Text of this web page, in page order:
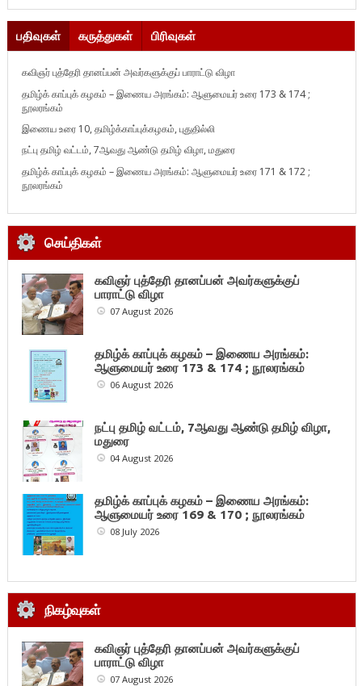
பதிவுகள் கருத்துகள் பிரிவுகள்
கவிஞர் புத்தேரி தானப்பன் அவர்களுக்குப் பாராட்டு விழா
தமிழ்க் காப்புக் கழகம் – இணைய அரங்கம்: ஆளுமையர் உரை 173 & 174 ;
நூலரங்கம்
இணைய உரை 10, தமிழ்க்காப்புக்கழகம், புதுதில்லி
நட்பு தமிழ் வட்டம், 7ஆவது ஆண்டு தமிழ் விழா, மதுரை
தமிழ்க் காப்புக் கழகம் – இணைய அரங்கம்: ஆளுமையர் உரை 171 & 172 ;
நூலரங்கம்
செய்திகள்
கவிஞர் புத்தேரி தானப்பன் அவர்களுக்குப்
பாராட்டு விழா
07 August 2026
தமிழ்க் காப்புக் கழகம் – இணைய அரங்கம்:
ஆளுமையர் உரை 173 & 174 ; நூலரங்கம்
06 August 2026
நட்பு தமிழ் வட்டம், 7ஆவது ஆண்டு தமிழ் விழா,
மதுரை
04 August 2026
தமிழ்க் காப்புக் கழகம் – இணைய அரங்கம்:
ஆளுமையர் உரை 169 & 170 ; நூலரங்கம்
08 July 2026
நிகழ்வுகள்
கவிஞர் புத்தேரி தானப்பன் அவர்களுக்குப்
பாராட்டு விழா
07 August 2026